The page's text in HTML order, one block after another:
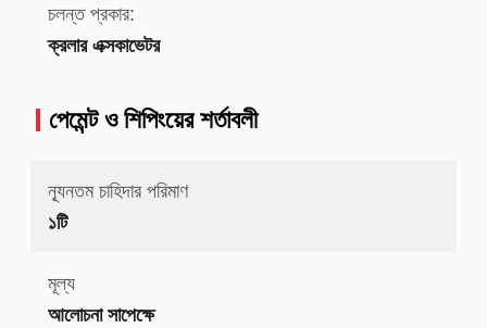
চলন্ত প্রকার:
ক্রলার এক্সকাভেটর
পেমেন্ট ও শিপিংয়ের শর্তাবলী
ন্যূনতম চাহিদার পরিমাণ
১টি
মূল্য
আলোচনা সাপেক্ষে